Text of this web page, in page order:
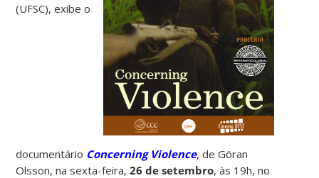
(UFSC), exibe o
documentário Concerning Violence, de Göran
Olsson, na sexta-feira,26 de setembro, às 19h, no